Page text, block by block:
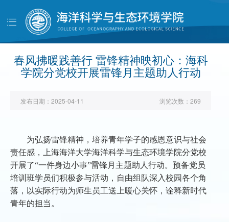
首页
党建工作
科学研究
学生工作
对外交流
校友天地
春风拂暖践善行 雷锋精神映初心：海科
学院分党校开展雷锋月主题助人行动
发布日期： 2025-04-11 浏览次数： 269
为弘扬雷锋精神，培养青年学子的感恩意识与社会
责任感，上海海洋大学海洋科学与生态环境学院分党校
开展了“一件身边小事”雷锋月主题助人行动。预备党员
培训班学员们积极参与活动，自由组队深入校园各个角
落，以实际行动为师生员工送上暖心关怀，诠释新时代
青年的担当。